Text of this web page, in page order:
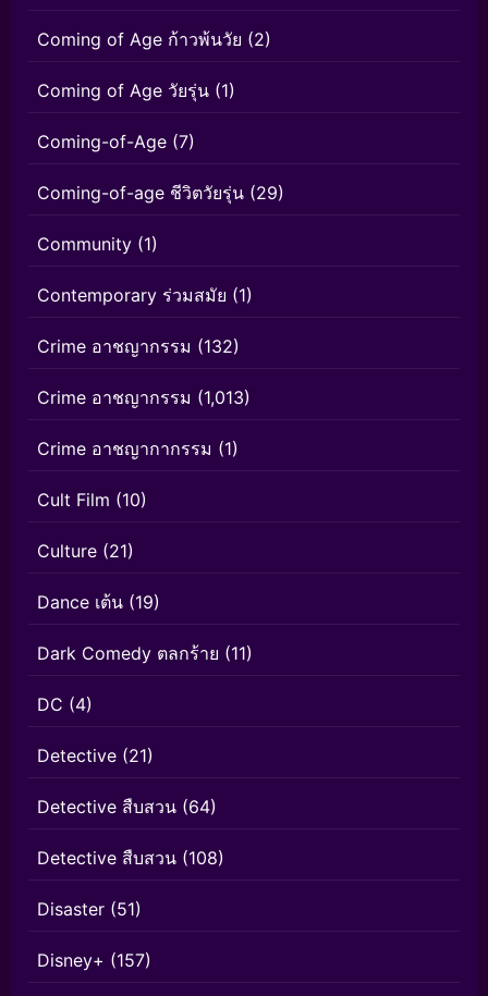
Coming of Age ก้าวพ้นวัย (2)
Coming of Age วัยรุ่น (1)
Coming-of-Age (7)
Coming-of-age ชีวิตวัยรุ่น (29)
Community (1)
Contemporary ร่วมสมัย (1)
Crime อาชญากรรม (132)
Crime อาชญากรรม (1,013)
Crime อาชญากากรรม (1)
Cult Film (10)
Culture (21)
Dance เต้น (19)
Dark Comedy ตลกร้าย (11)
DC (4)
Detective (21)
Detective สืบสวน (64)
Detective สืบสวน (108)
Disaster (51)
Disney+ (157)